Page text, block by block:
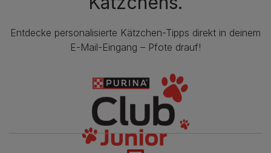
Entdecke personalisierte Kätzchen-Tipps direkt in deinem
E-Mail-Eingang – Pfote drauf!